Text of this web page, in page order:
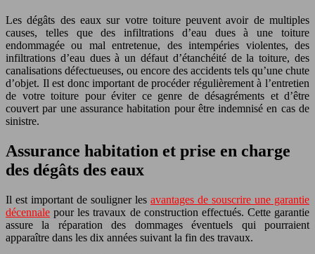
Les dégâts des eaux sur votre toiture peuvent avoir de multiples
causes, telles que des infiltrations d’eau dues à une toiture
endommagée ou mal entretenue, des intempéries violentes, des
infiltrations d’eau dues à un défaut d’étanchéité de la toiture, des
canalisations défectueuses, ou encore des accidents tels qu’une chute
d’objet. Il est donc important de procéder régulièrement à l’entretien
de votre toiture pour éviter ce genre de désagréments et d’être
couvert par une assurance habitation pour être indemnisé en cas de
sinistre.
Assurance habitation et prise en charge
des dégâts des eaux
Il est important de souligner les avantages de souscrire une garantie
décennale pour les travaux de construction effectués. Cette garantie
assure la réparation des dommages éventuels qui pourraient
apparaître dans les dix années suivant la fin des travaux.